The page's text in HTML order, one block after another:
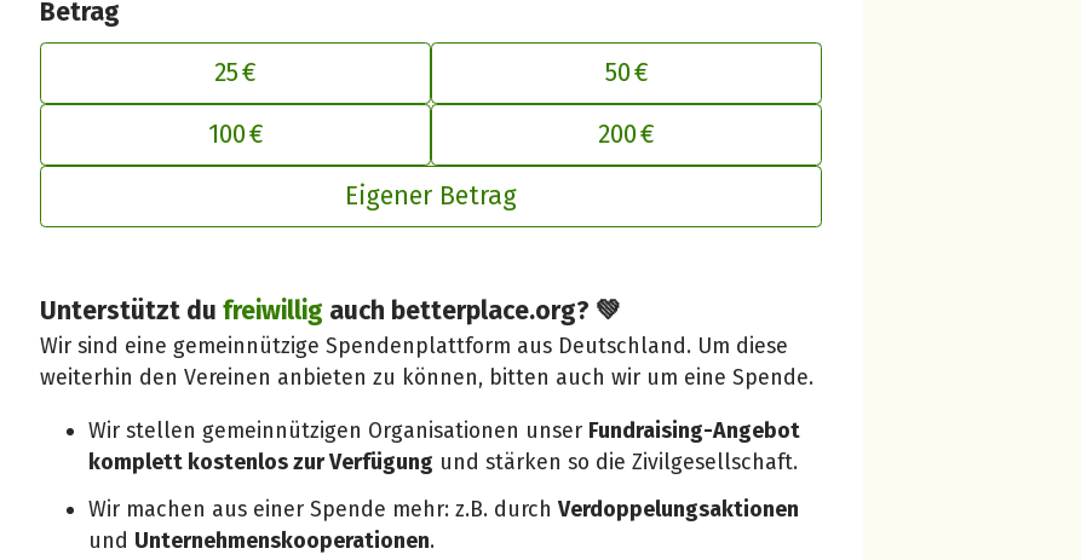
Betrag
25 €
50 €
100 €
200 €
Eigener Betrag
Unterstützt dufreiwillig auch betterplace.org? 💚
Wir sind eine gemeinnützige Spendenplattform aus Deutschland. Um diese
weiterhin den Vereinen anbieten zu können, bitten auch wir um eine Spende.
Wir stellen gemeinnützigen Organisationen unser Fundraising-Angebot
komplett kostenlos zur Verfügung und stärken so die Zivilgesellschaft.
Wir machen aus einer Spende mehr: z.B. durchVerdoppelungsaktionen
und Unternehmenskooperationen.
Deinen Beitrag an betterplace anpassen